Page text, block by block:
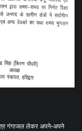
गंगाजल लेकर अपने-अपने